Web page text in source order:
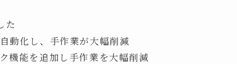
た
動化し、手作業が大幅削減
機能を追加し手作業を大幅削減